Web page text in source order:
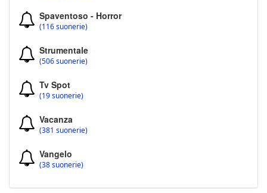
Spaventoso - Horror
(116 suonerie)
Strumentale
(506 suonerie)
Tv Spot
(19 suonerie)
Vacanza
(381 suonerie)
Vangelo
(38 suonerie)